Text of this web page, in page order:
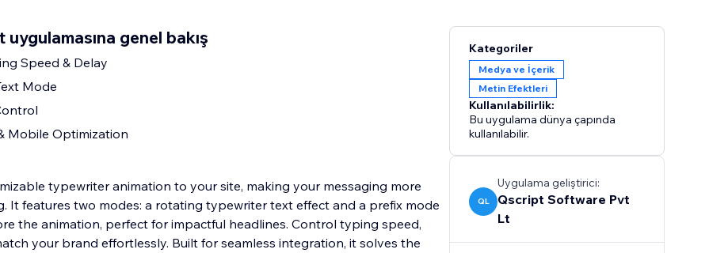
genel bakış
Speed & Delay
Mode
Mobile Optimization
typewriter animation to your site, making your messaging more
It features two modes: a rotating typewriter text effect and a prefix mode
the animation, perfect for impactful headlines. Control typing speed,
your brand effortlessly. Built for seamless integration, it solves the
Kategoriler
Medya ve İçerik
Metin Efektleri
Kullanılabilirlik:
Bu uygulama dünya çapında
kullanılabilir.
QL
Uygulama geliştirici:
Qscript Software Pvt
Lt